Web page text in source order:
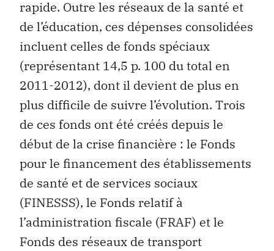
rapide. Outre les réseaux de la santé et
de l’éducation, ces dépenses consolidées
incluent celles de fonds spéciaux
(représentant 14,5 p. 100 du total en
2011-2012), dont il devient de plus en
plus difficile de suivre l’évolution. Trois
de ces fonds ont été créés depuis le
début de la crise financière : le Fonds
pour le financement des établissements
de santé et de services sociaux
(FINESSS), le Fonds relatif à
l’administration fiscale (FRAF) et le
Fonds des réseaux de transport